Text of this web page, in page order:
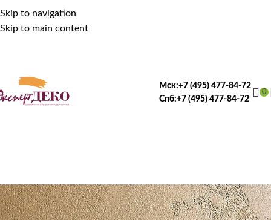
Skip to navigation
Skip to main content
Мск:+7 (495) 477-84-72
Спб:+7 (495) 477-84-72
0